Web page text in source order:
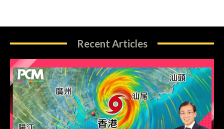
Recent Articles